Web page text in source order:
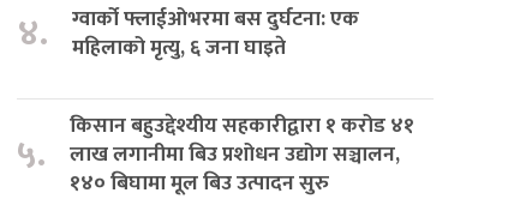
४.
ग्वार्को फ्लाईओभरमा बस दुर्घटना: एक
महिलाको मृत्यु, ६ जना घाइते
५.
किसान बहुउद्देश्यीय सहकारीद्वारा १ करोड ४१
लाख लगानीमा बिउ प्रशोधन उद्योग सञ्चालन,
१४० बिघामा मूल बिउ उत्पादन सुरु